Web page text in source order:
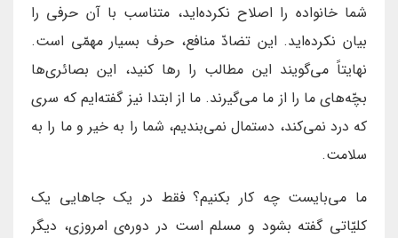
شما خانواده را اصلاح نکرده‌اید، متناسب با آن حرفی را
بیان نکرده‌اید. این تضادّ منافع، حرف بسیار مهمّی است.
نهایتاً می‌گویند این مطالب را رها کنید، این بصائری‌ها
بچّه‌های ما را از ما می‌گیرند. ما از ابتدا نیز گفته‌ایم که سری
که درد نمی‌کند، دستمال نمی‌بندیم، شما را به خیر و ما را به
سلامت.
ما می‌بایست چه کار بکنیم؟ فقط در یک جاهایی یک
کلیّاتی گفته بشود و مسلم است در دوره‌ی امروزی، دیگر